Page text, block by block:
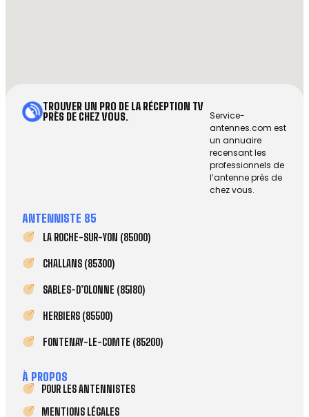
TROUVER UN PRO DE LA RÉCEPTION TV
PRÈS DE CHEZ VOUS.
Service-
antennes.com est
un annuaire
recensant les
professionnels de
l’antenne près de
chez vous.
ANTENNISTE 85
LA ROCHE-SUR-YON (85000)
CHALLANS (85300)
SABLES-D’OLONNE (85180)
HERBIERS (85500)
FONTENAY-LE-COMTE (85200)
À PROPOS
POUR LES ANTENNISTES
MENTIONS LÉGALES